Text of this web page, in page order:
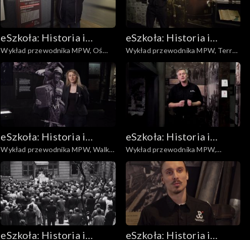
eSzkoła: Historia i
Literatura
Wykład przewodnika MPW, Oś
czasu
eSzkoła: Historia i
Literatura
Wykład przewodnika MPW, Terror
niemiecki
eSzkoła: Historia i
Literatura
Wykład przewodnika MPW, Walki
na Powiślu
eSzkoła: Historia i
Literatura
Wykład przewodnika MPW,
Obroża
eSzkoła: Historia i eSzkoła: Historia i